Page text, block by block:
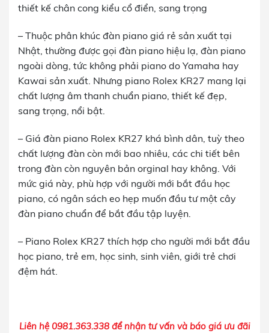
thiết kế chân cong kiểu cổ điển, sang trọng
– Thuộc phân khúc đàn piano giá rẻ sản xuất tại
Nhật, thường được gọi đàn piano hiệu lạ, đàn piano
ngoài dòng, tức không phải piano do Yamaha hay
Kawai sản xuất. Nhưng piano Rolex KR27 mang lại
chất lượng âm thanh chuẩn piano, thiết kế đẹp,
sang trọng, nổi bật.
– Giá đàn piano Rolex KR27 khá bình dân, tuỳ theo
chất lượng đàn còn mới bao nhiêu, các chi tiết bên
trong đàn còn nguyên bản orginal hay không. Với
mức giá này, phù hợp với người mới bắt đầu học
piano, có ngân sách eo hẹp muốn đầu tư một cây
đàn piano chuẩn để bắt đầu tập luyện.
– Piano Rolex KR27 thích hợp cho người mới bắt đầu
học piano, trẻ em, học sinh, sinh viên, giới trẻ chơi
đệm hát.
Liên hệ 0981.363.338 để nhận tư vấn và báo giá ưu đãi